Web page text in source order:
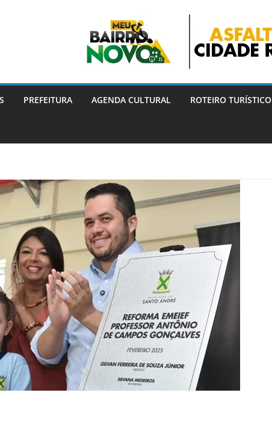
PREFEITURA AGENDA CULTURAL ROTEIRO TURÍSTICO